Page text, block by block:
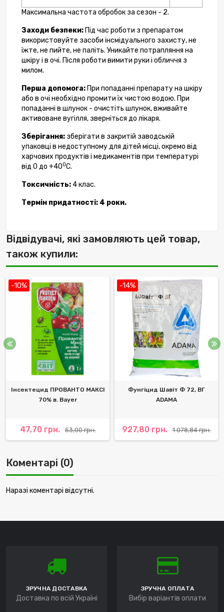
Максимальна частота обробок за сезон - 2.
Заходи безпеки: Під час роботи з препаратом
використовуйте засоби інсмідуального захисту, не
їжте, не пийте, не паліть. Уникайте потрапляння на
шкіру і в очі. Після роботи вимити руки і обличчя з
милом.
Перша допомога: При попаданні препарату на шкіру
або в очі необхідно промити їх чистою водою. При
попаданні в шлунок - очистіть шлунок, вживайте
активоване вугілля, зверніться до лікаря.
Зберігання: зберігати в закритій заводській
упаковці в недоступному для дітей місці, окремо від
харчових продуктів і медикаментів при температурі
від 0 до +400С.
Токсичність:4 клас.
Термін придатності: 4 роки.
Відвідувачі, які замовляють цей товар,
також купили:
-10%
Інсектецид ПРОВАНТО МАКСІ
70% в. Bayer
47,70 грн. 53,00 грн.
-14%
Фунгіцид Шавіт Ф 72, ВГ
ADAMA
927,80 грн. 1 078,84 грн.
Коментарі (0)
Наразі коментарі відсутні.
ЗРУЧНА ДОСТАВКА
Доставка по всій Україні
ЗРУЧНА ОПЛАТА
Вибір варіантів оплати